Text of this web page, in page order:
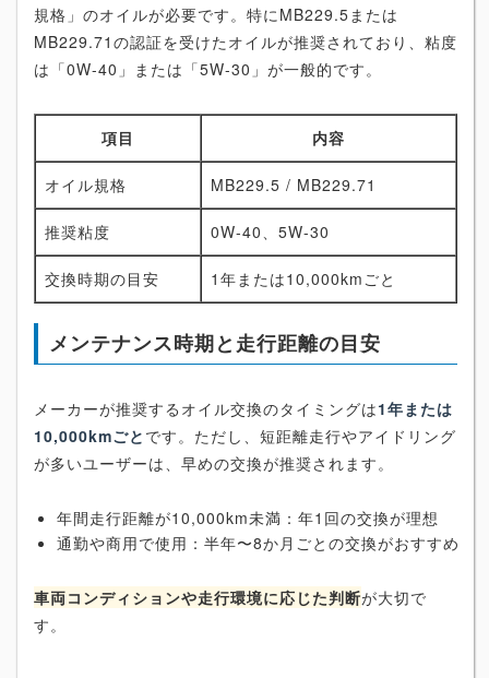
規格」のオイルが必要です。特にMB229.5または
MB229.71の認証を受けたオイルが推奨されており、粘度
は「0W-40」または「5W-30」が一般的です。
項目 内容
オイル規格 MB229.5 / MB229.71
推奨粘度 0W-40、5W-30
交換時期の目安 1年または10,000kmごと
メンテナンス時期と走行距離の目安
メーカーが推奨するオイル交換のタイミングは1年または
10,000kmごと です。ただし、短距離走行やアイドリング
が多いユーザーは、早めの交換が推奨されます。
年間走行距離が10,000km未満：年1回の交換が理想
通勤や商用で使用：半年〜8か月ごとの交換がおすすめ
車両コンディションや走行環境に応じた判断が大切で
す。